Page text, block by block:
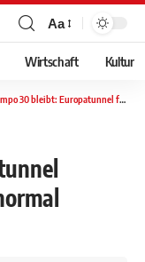
Aa
Wirtschaft Kultur
30 bleibt: Europatunnel frühestens 2027 wieder normal befahrbar